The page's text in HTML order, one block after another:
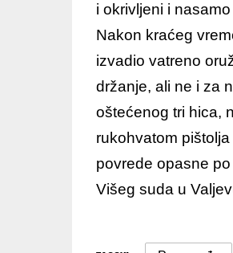
i okrivljeni i
Nakon kraćeg
izvadio vatreno
držanje, ali ne i za
oštećenog tri hica,
rukohvatom
povrede opasne
Višeg suda u